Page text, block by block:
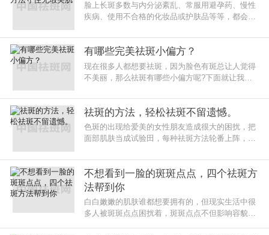
脸上长斑多数与内分泌紊乱、常服用避孕药、慢性
疾病、使用不合格的化妆品或护肤品等等，都会导
有哪些完美祛斑小偏方？
现在很多人都想要祛斑，因为脸色有斑总让人觉得
不美丽，那么祛斑有哪些小偏方呢?下面就让我们
祛斑的方法，轻松祛斑不留遗憾。
色斑的出现给爱美的女性朋友造成很大的困扰，把
面部肌肤当成试验田，每种祛斑方法轮番上阵，但
不想看到一脸的斑斑点点，四个祛斑方
法帮到你
白白嫩嫩的肌肤谁都想要拥有的，但现实生活中很
多人被斑斑点点困扰着，斑斑点点不但影响容貌，